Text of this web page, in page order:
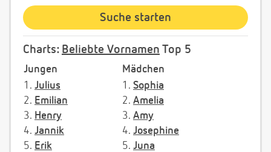
Charts: Beliebte Vornamen Top 5
Jungen
Mädchen
1. Julius
2. Emilian
3. Henry
4. Jannik
5. Erik
1. Sophia
2. Amelia
3. Amy
4. Josephine
5. Juna